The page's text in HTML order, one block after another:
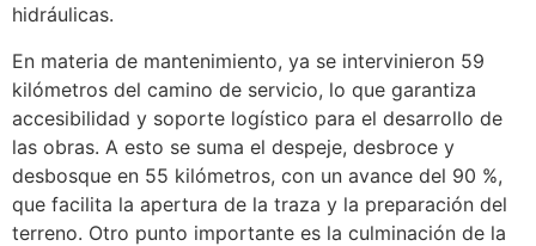
hidráulicas.
En materia de mantenimiento, ya se intervinieron 59
kilómetros del camino de servicio, lo que garantiza
accesibilidad y soporte logístico para el desarrollo de
las obras. A esto se suma el despeje, desbroce y
desbosque en 55 kilómetros, con un avance del 90 %,
que facilita la apertura de la traza y la preparación del
terreno. Otro punto importante es la culminación de la